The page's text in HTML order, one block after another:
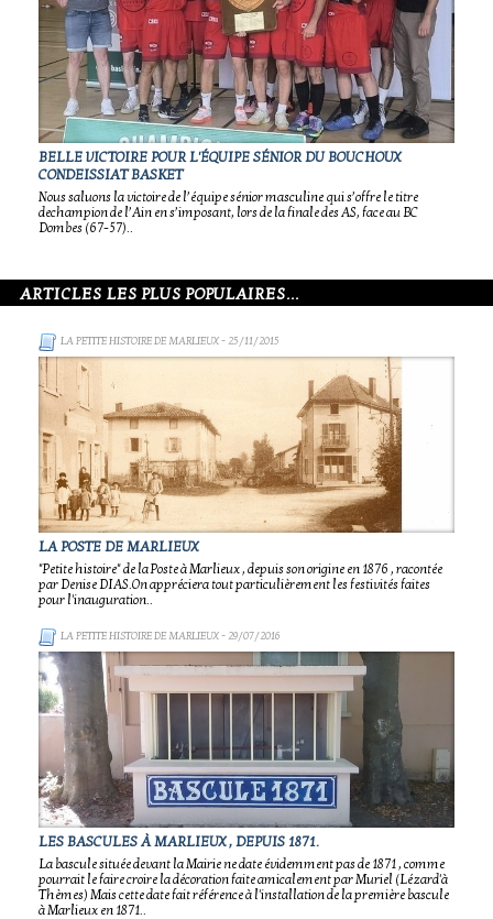
BELLE VICTOIRE POUR L'ÉQUIPE SÉNIOR DU BOUCHOUX
CONDEISSIAT BASKET
Nous saluons la victoire de l’équipe sénior masculine qui s’offre le titre
dechampion de l’Ain en s’imposant, lors de la finale des AS, face au BC
Dombes (67-57)..
ARTICLES LES PLUS POPULAIRES...
LA PETITE HISTOIRE DE MARLIEUX- 25/11/2015
LA POSTE DE MARLIEUX
"Petite histoire" de la Poste à Marlieux , depuis son origine en 1876 , racontée
par Denise DIAS.On appréciera tout particulièrement les festivités faites
pour l'inauguration..
LA PETITE HISTOIRE DE MARLIEUX- 29/07/2016
LES BASCULES À MARLIEUX , DEPUIS 1871.
La bascule située devant la Mairie ne date évidemment pas de 1871 , comme
pourrait le faire croire la décoration faite amicalement par Muriel (Lézard'à
Thèmes) Mais cette date fait référence à l'installation de la première bascule
à Marlieux en 1871..